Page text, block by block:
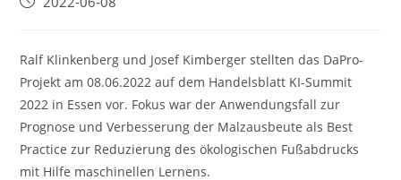
Ralf Klinkenberg und Josef Kimberger stellten das DaPro-
Projekt am 08.06.2022 auf dem Handelsblatt KI-Summit
2022 in Essen vor. Fokus war der Anwendungsfall zur
Prognose und Verbesserung der Malzausbeute als Best
Practice zur Reduzierung des ökologischen Fußabdrucks
mit Hilfe maschinellen Lernens.